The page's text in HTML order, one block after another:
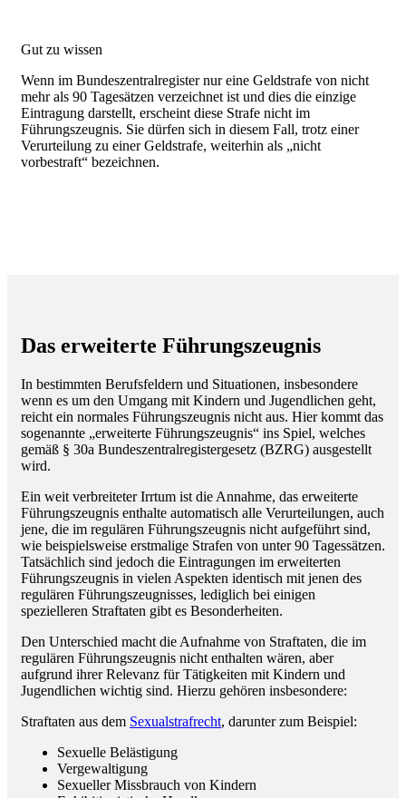
Gut zu wissen
Wenn im Bundeszentralregister nur eine Geldstrafe von nicht
mehr als 90 Tagesätzen verzeichnet ist und dies die einzige
Eintragung darstellt, erscheint diese Strafe nicht im
Führungszeugnis. Sie dürfen sich in diesem Fall, trotz einer
Verurteilung zu einer Geldstrafe, weiterhin als „nicht
vorbestraft“ bezeichnen.
Das erweiterte Führungszeugnis
In bestimmten Berufsfeldern und Situationen, insbesondere
wenn es um den Umgang mit Kindern und Jugendlichen geht,
reicht ein normales Führungszeugnis nicht aus. Hier kommt das
sogenannte „erweiterte Führungszeugnis“ ins Spiel, welches
gemäß § 30a Bundeszentralregistergesetz (BZRG) ausgestellt
wird.
Ein weit verbreiteter Irrtum ist die Annahme, das erweiterte
Führungszeugnis enthalte automatisch alle Verurteilungen, auch
jene, die im regulären Führungszeugnis nicht aufgeführt sind,
wie beispielsweise erstmalige Strafen von unter 90 Tagessätzen.
Tatsächlich sind jedoch die Eintragungen im erweiterten
Führungszeugnis in vielen Aspekten identisch mit jenen des
regulären Führungszeugnisses, lediglich bei einigen
spezielleren Straftaten gibt es Besonderheiten.
Den Unterschied macht die Aufnahme von Straftaten, die im
regulären Führungszeugnis nicht enthalten wären, aber
aufgrund ihrer Relevanz für Tätigkeiten mit Kindern und
Jugendlichen wichtig sind. Hierzu gehören insbesondere:
Straftaten aus dem Sexualstrafrecht, darunter zum Beispiel:
Sexuelle Belästigung
Vergewaltigung
Sexueller Missbrauch von Kindern